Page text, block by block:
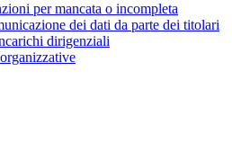
per mancata o incompleta
dei dati da parte dei titolari
dirigenziali